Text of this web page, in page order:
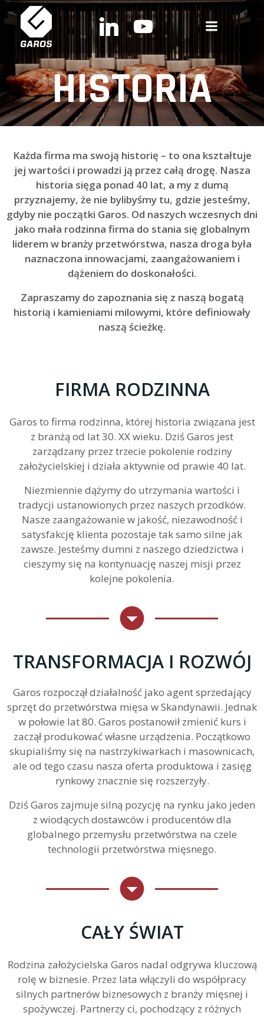
Skip
to
content
HISTORIA
Każda firma ma swoją historię – to ona kształtuje
jej wartości i prowadzi ją przez całą drogę. Nasza
historia sięga ponad 40 lat, a my z dumą
przyznajemy, że nie bylibyśmy tu, gdzie jesteśmy,
gdyby nie początki Garos. Od naszych wczesnych dni
jako mała rodzinna firma do stania się globalnym
liderem w branży przetwórstwa, nasza droga była
naznaczona innowacjami, zaangażowaniem i
dążeniem do doskonałości.
Zapraszamy do zapoznania się z naszą bogatą
historią i kamieniami milowymi, które definiowały
naszą ścieżkę.
FIRMA RODZINNA
Garos to firma rodzinna, której historia związana jest
z branżą od lat 30. XX wieku. Dziś Garos jest
zarządzany przez trzecie pokolenie rodziny
założycielskiej i działa aktywnie od prawie 40 lat.
Niezmiennie dążymy do utrzymania wartości i
tradycji ustanowionych przez naszych przodków.
Nasze zaangażowanie w jakość, niezawodność i
satysfakcję klienta pozostaje tak samo silne jak
zawsze. Jesteśmy dumni z naszego dziedzictwa i
cieszymy się na kontynuację naszej misji przez
kolejne pokolenia.
TRANSFORMACJA I ROZWÓJ
Garos rozpoczął działalność jako agent sprzedający
sprzęt do przetwórstwa mięsa w Skandynawii. Jednak
w połowie lat 80. Garos postanowił zmienić kurs i
zaczął produkować własne urządzenia. Początkowo
skupialiśmy się na nastrzykiwarkach i masownicach,
ale od tego czasu nasza oferta produktowa i zasięg
rynkowy znacznie się rozszerzyły.
Dziś Garos zajmuje silną pozycję na rynku jako jeden
z wiodących dostawców i producentów dla
globalnego przemysłu przetwórstwa na czele
technologii przetwórstwa mięsnego.
CAŁY ŚWIAT
Rodzina założycielska Garos nadal odgrywa kluczową
rolę w biznesie. Przez lata włączyli do współpracy
silnych partnerów biznesowych z branży mięsnej i
spożywczej. Partnerzy ci, pochodzący z różnych